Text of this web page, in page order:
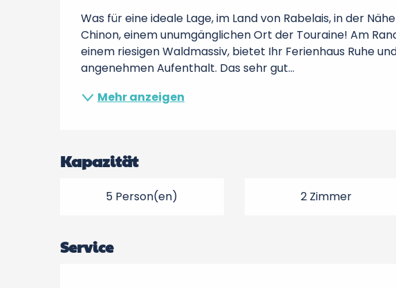
Was für eine ideale Lage, im Land von Rabelais, in der
Chinon, einem unumgänglichen Ort der Touraine! Am
einem riesigen Waldmassiv, bietet Ihr Ferienhaus Ruhe
angenehmen Aufenthalt. Das sehr gut...
Mehr anzeigen
Kapazität
5 Person(en) 2 Zimmer
Service